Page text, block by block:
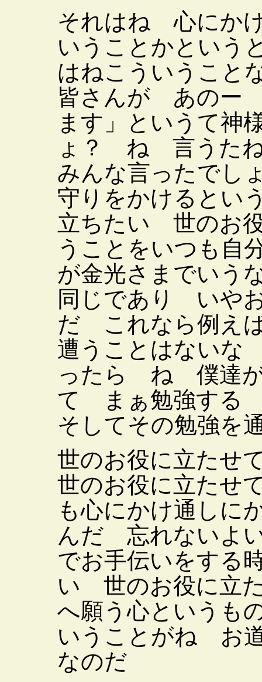
それはね 心にか
いうことかという
はねこういうこと
皆さんが あのー
ます」というて神
ょ？ ね 言うた
みんな言ったで
守りをかけるとい
立ちたい 世のお
うことをいつも自
が金光さまでいう
同じであり いや
だ これなら例え
遭うことはないな
ったら ね 僕達
て まぁ勉強する
そしてその勉強を
世のお役に立た
世のお役に立たせ
も心にかけ通しに
んだ 忘れないよ
でお手伝いをする
い 世のお役に立
へ願う心というも
いうことがね お
なのだ